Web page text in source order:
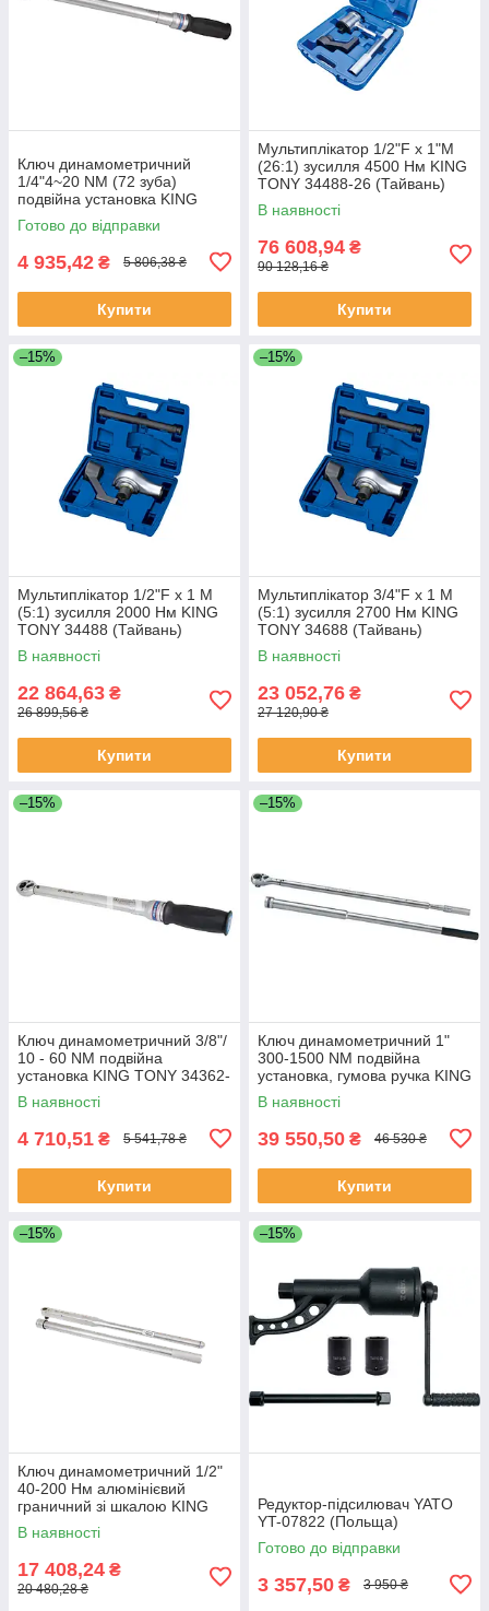
Ключ динамометричний
1/4"4~20 NM (72 зуба)
подвійна установка KING
TONY 3426A-2DG (Тайвань)
Готово до відправки
4 935,42 ₴ 5 806,38 ₴
Купити
Мультиплікатор 1/2"F x 1"M
(26:1) зусилля 4500 Нм KING
TONY 34488-26 (Тайвань)
В наявності
76 608,94 ₴
90 128,16 ₴
Купити
–15%
Мультиплікатор 1/2"F x 1 M
(5:1) зусилля 2000 Нм KING
TONY 34488 (Тайвань)
В наявності
22 864,63 ₴
26 899,56 ₴
Купити
–15%
Мультиплікатор 3/4"F x 1 M
(5:1) зусилля 2700 Нм KING
TONY 34688 (Тайвань)
В наявності
23 052,76 ₴
27 120,90 ₴
Купити
–15%
Ключ динамометричний 3/8"/
10 - 60 NM подвійна
установка KING TONY 34362-
3DG (Тайвань)
В наявності
4 710,51 ₴ 5 541,78 ₴
Купити
–15%
Ключ динамометричний 1"
300-1500 NM подвійна
установка, гумова ручка KING
TONY 34862-2DG (Тайвань)
В наявності
39 550,50 ₴ 46 530 ₴
Купити
–15%
Ключ динамометричний 1/2"
40-200 Нм алюмінієвий
граничний зі шкалою KING
TONY 3445G-1FB (Тайвань)
В наявності
17 408,24 ₴
20 480,28 ₴
–15%
Редуктор-підсилювач YATO
YT-07822 (Польща)
Готово до відправки
3 357,50 ₴ 3 950 ₴